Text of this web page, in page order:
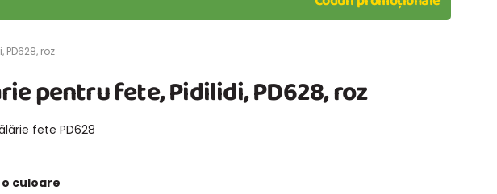
PD628, roz
pentru fete, Pidilidi, PD628, roz
fete PD628
culoare